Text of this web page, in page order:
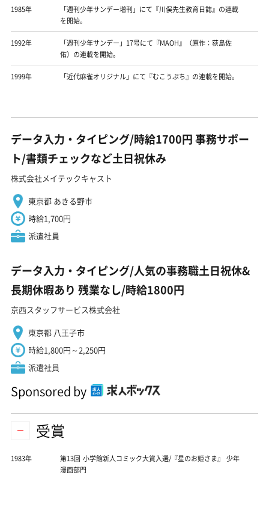
1985年
「週刊少年サンデー増刊」にて『川俣先生教育日誌』の連載
を開始。
1992年
「週刊少年サンデー」17号にて『MAOH』（原作：荻島佐
佑）の連載を開始。
1999年 「近代麻雀オリジナル」にて『むこうぶち』の連載を開始。
データ入力・タイピング/時給1700円 事務サポー
ト/書類チェックなど土日祝休み
株式会社メイテックキャスト
東京都 あきる野市
時給1,700円
派遣社員
データ入力・タイピング/人気の事務職土日祝休&
長期休暇あり 残業なし/時給1800円
京西スタッフサービス株式会社
東京都 八王子市
時給1,800円～2,250円
派遣社員
Sponsored by
受賞
1983年
第13回 小学館新人コミック大賞入選/『星のお姫さま』 少年
漫画部門